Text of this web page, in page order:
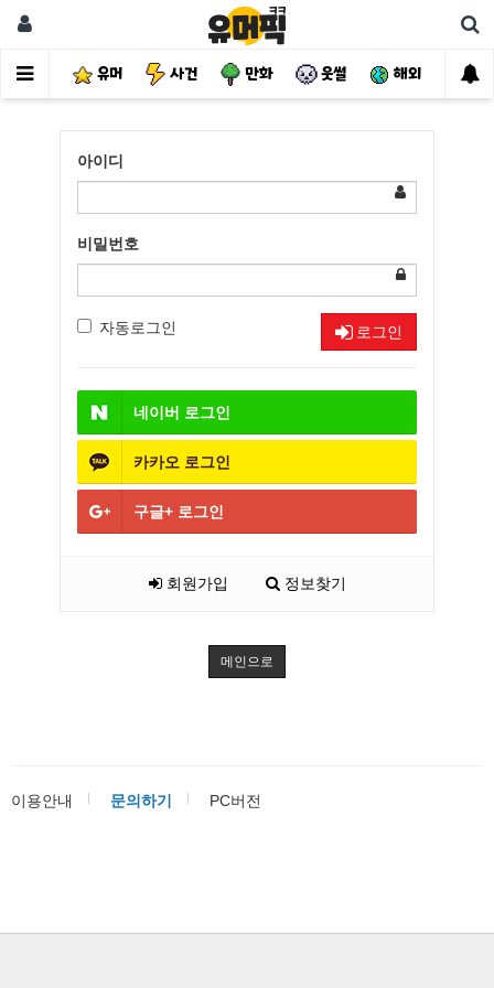
유머 사건 만화 웃썰 해외 핫
아이디
비밀번호
자동로그인 로그인
네이버 로그인
카카오 로그인
구글+ 로그인
회원가입 정보찾기
메인으로
이용안내 문의하기 PC버전